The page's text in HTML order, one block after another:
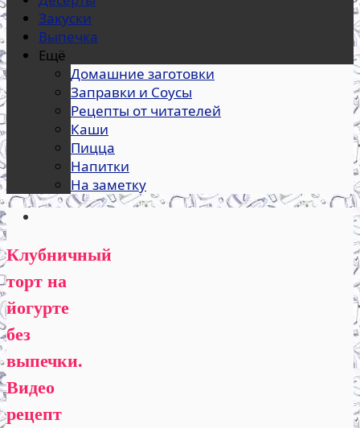
Закуски
Выпечка
Ещё
Домашние заготовки
Заправки и Соусы
Рецепты от читателей
Каши
Пицца
Напитки
На заметку
Клубничный
торт на
йогурте
без
выпечки.
Видео
рецепт